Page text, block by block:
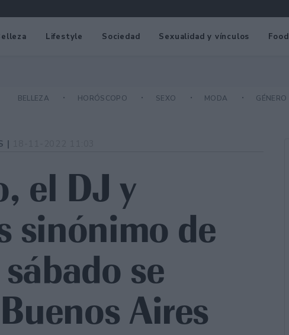
Lifestyle Sociedad Sexualidad y vínculos Food
BELLEZA HORÓSCOPO SEXO MODA GÉNERO
|
el DJ y
sinónimo de
se
Aires